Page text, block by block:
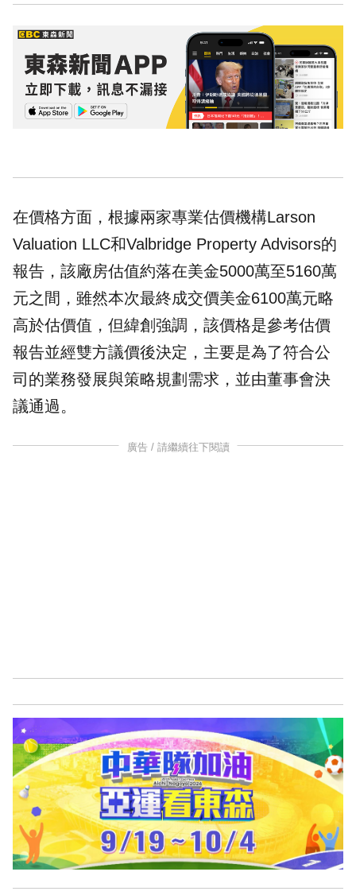
在價格方面，根據兩家專業估價機構Larson
Valuation LLC和Valbridge Property Advisors的
報告，該廠房估值約落在美金5000萬至5160萬
元之間，雖然本次最終成交價美金6100萬元略
高於估價值，但緯創強調，該價格是參考估價
報告並經雙方議價後決定，主要是為了符合公
司的業務發展與策略規劃需求，並由董事會決
議通過。
廣告 / 請繼續往下閱讀